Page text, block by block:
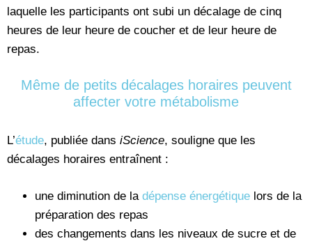
laquelle les participants ont subi un décalage de cinq
heures de leur heure de coucher et de leur heure de
repas.
Même de petits décalages horaires peuvent
affecter votre métabolisme
L’étude, publiée dans iScience, souligne que les
décalages horaires entraînent :
une diminution de la dépense énergétique lors de la
préparation des repas
des changements dans les niveaux de sucre et de